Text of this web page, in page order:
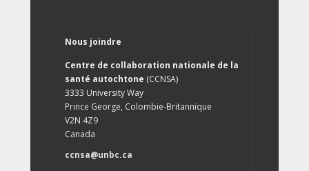
Nous joindre
Centre de collaboration nationale de la
santé autochtone (CCNSA)
3333 University Way
Prince George, Colombie-Britannique
V2N 4Z9
Canada
ccnsa@unbc.ca